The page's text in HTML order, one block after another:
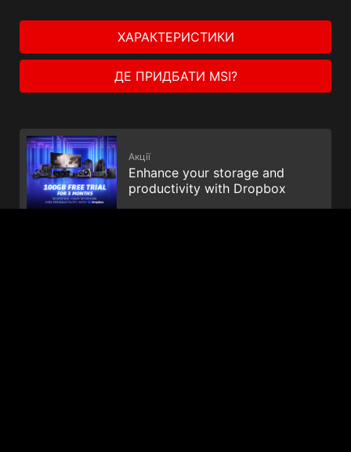
ХАРАКТЕРИСТИКИ
ДЕ ПРИДБАТИ MSI?
Акції
Enhance your storage and
productivity with Dropbox